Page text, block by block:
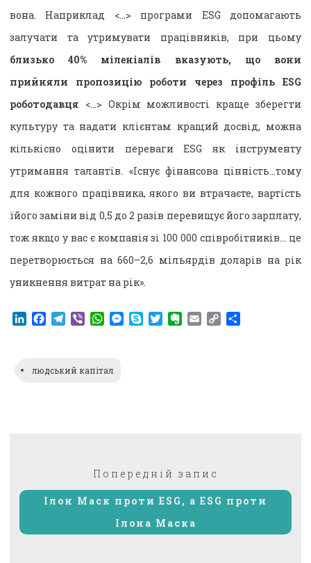
вона. Наприклад <…> програми ESG допомагають
залучати та утримувати працівників, при цьому
близько 40% міленіалів вказують, що вони
прийняли пропозицію роботи через профіль ESG
роботодавця <…> Окрім можливості краще зберегти
культуру та надати клієнтам кращий досвід, можна
кількісно оцінити переваги ESG як інструменту
утримання талантів. «Існує фінансова цінність…тому
для кожного працівника, якого ви втрачаєте, вартість
їйого заміни від 0,5 до 2 разів перевищує його зарплату,
тож якщо у вас є компанія зі 100 000 співробітників… це
перетворюється на 660–2,6 мільярдів доларів на рік
уникнення витрат на рік».
LinkedIn
Facebook
Telegram
ViberWhatsApp
Messenger
SkypeTwitterEvernote
EmailCopy
людський капітал
Попередній запис
Iлон Маск проти ESG, а ESG проти
Ілона Маска